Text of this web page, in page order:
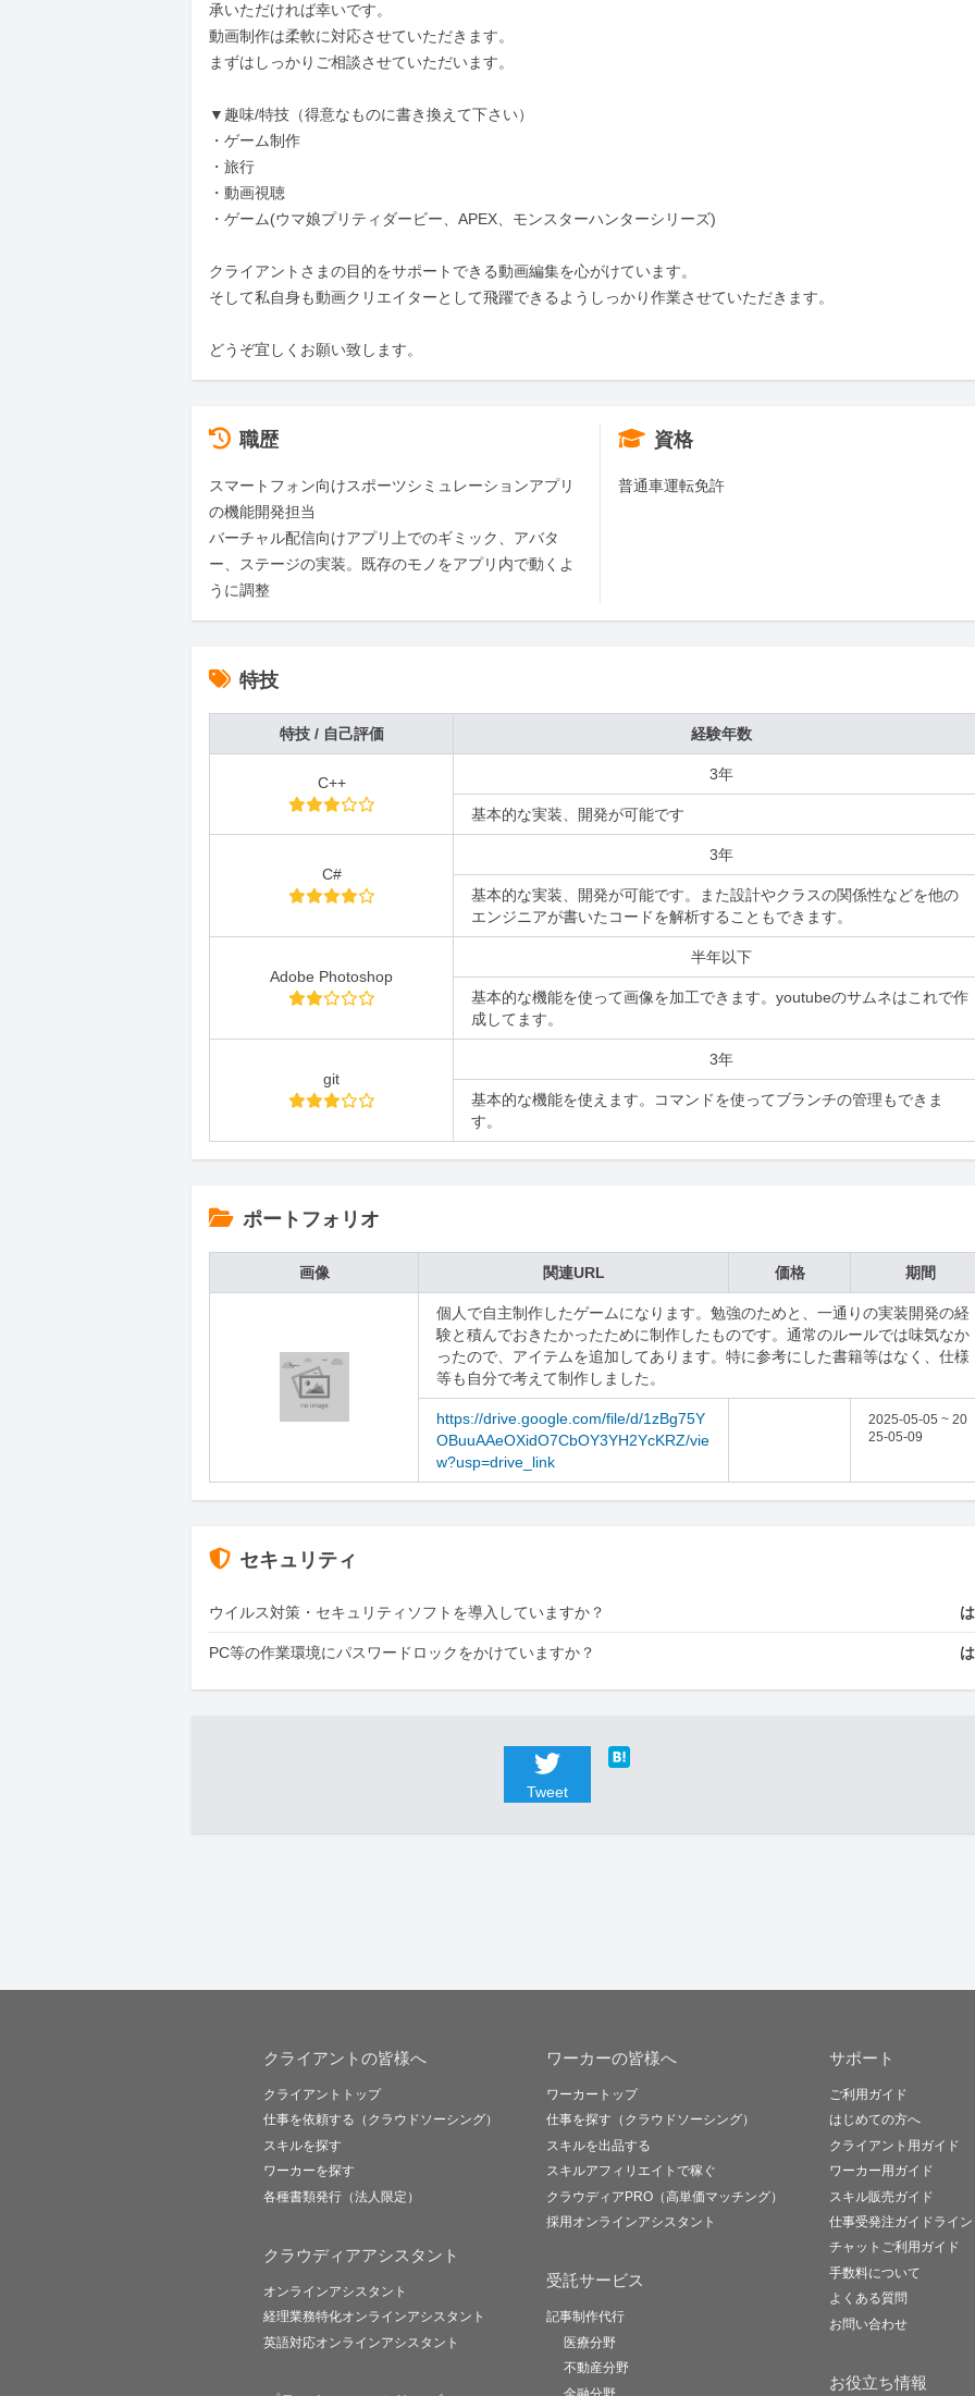
承いただければ幸いです。
動画制作は柔軟に対応させていただきます。
まずはしっかりご相談させていただいます。
▼趣味/特技（得意なものに書き換えて下さい）
・ゲーム制作
・旅行
・動画視聴
・ゲーム(ウマ娘プリティダービー、APEX、モンスターハンターシリーズ)
クライアントさまの目的をサポートできる動画編集を心がけています。
そして私自身も動画クリエイターとして飛躍できるようしっかり作業させていただきます。
どうぞ宜しくお願い致します。
職歴
スマートフォン向けスポーツシミュレーションアプリ
の機能開発担当
バーチャル配信向けアプリ上でのギミック、アバタ
ー、ステージの実装。既存のモノをアプリ内で動くよ
うに調整
資格
普通車運転免許
特技
特技 / 自己評価 経験年数
C++ 3年
基本的な実装、開発が可能です
C#
3年
基本的な実装、開発が可能です。また設計やクラスの関係性などを他の
エンジニアが書いたコードを解析することもできます。
Adobe Photoshop
半年以下
基本的な機能を使って画像を加工できます。youtubeのサムネはこれで作
成してます。
git
3年
基本的な機能を使えます。コマンドを使ってブランチの管理もできま
す。
ポートフォリオ
画像 関連URL 価格 期間
個人で自主制作したゲームになります。勉強のためと、一通りの実装開発の経
験と積んでおきたかったために制作したものです。通常のルールでは味気なか
ったので、アイテムを追加してあります。特に参考にした書籍等はなく、仕様
等も自分で考えて制作しました。
https://drive.google.com/file/d/1zBg75Y
OBuuAAeOXidO7CbOY3YH2YcKRZ/vie
w?usp=drive_link
2025-05-05 ~ 20
25-05-09
セキュリティ
ウイルス対策・セキュリティソフトを導入していますか？
PC等の作業環境にパスワードロックをかけていますか？
Tweet
クライアントの皆様へ
クライアントトップ
仕事を依頼する（クラウドソーシング）
スキルを探す
ワーカーを探す
各種書類発行（法人限定）
クラウディアアシスタント
オンラインアシスタント
経理業務特化オンラインアシスタント
英語対応オンラインアシスタント
ワーカーの皆様へ
ワーカートップ
仕事を探す（クラウドソーシング）
スキルを出品する
スキルアフィリエイトで稼ぐ
クラウディアPRO（高単価マッチング）
採用オンラインアシスタント
受託サービス
記事制作代行
医療分野
不動産分野
サポート
ご利用ガイド
はじめての方へ
クライアント用ガイド
ワーカー用ガイド
スキル販売ガイド
仕事受発注ガイドライン
チャットご利用ガイド
手数料について
よくある質問
お問い合わせ
お役立ち情報